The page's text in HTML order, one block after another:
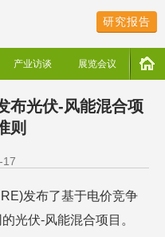
研究报告
产业访谈 展览会议
布光伏-风能混合项
则
17
发布了基于电价竞争
光伏-风能混合项目。